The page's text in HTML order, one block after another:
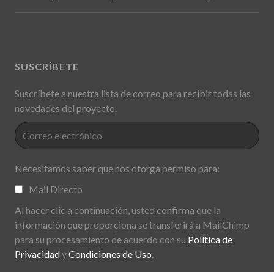
SUSCRÍBETE
Suscríbete a nuestra lista de correo para recibir todas las
novedades del proyecto.
Necesitamos saber que nos otorga permiso para:
Mail Directo
Al hacer clic a continuación, usted confirma que la
información que proporciona se transferirá a MailChimp
para su procesamiento de acuerdo con su Política de
PrivacidadyCondiciones de Uso.